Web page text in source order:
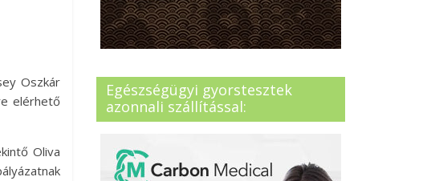
Oszkár
elérhető
Oliva
Egészségügyi gyorstesztek
azonnali szállítással: